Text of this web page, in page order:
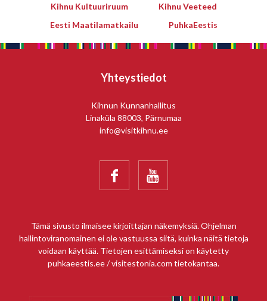
Kihnu Kultuuriruum
Kihnu Veeteed
Eesti Maatilamatkailu
PuhkaEestis
Yhteystiedot
Kihnun Kunnanhallitus
Linaküla 88003, Pärnumaa
info@visitkihnu.ee
 
Tämä sivusto ilmaisee kirjoittajan näkemyksiä. Ohjelman
hallintoviranomainen ei ole vastuussa siitä, kuinka näitä tietoja
voidaan käyttää. Tietojen esittämiseksi on käytetty
puhkaeestis.ee / visitestonia.com tietokantaa.